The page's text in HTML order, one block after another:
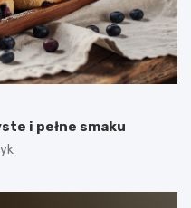
i pełne smaku